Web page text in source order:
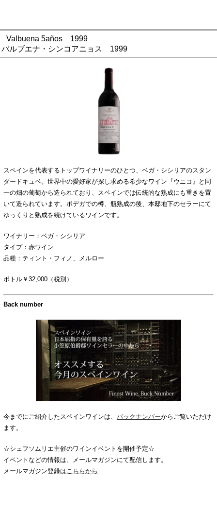
Valbuena 5años 1999
バルブエナ・シンコアニョス 1999
スペインを代表するトップワイナリーのひとつ、ベガ・シシリアのスタン
ダードキュベ。世界中の愛好家が探し求める希少なワイン『ウニコ』と同
一の畑の葡萄から造られており、スペインでは伝統的な熟成にも重きを置
いて造られています。ボデガでの樽、瓶熟成の後、本邸地下のセラーにて
ゆっくりと熟成を続けているワインです。
ワイナリー：ベガ・シシリア
タイプ：赤ワイン
品種：ティント・フィノ、メルロー
ボトル￥32,000（税別）
Back number
今までにご紹介したスペインワインは、 バックナンバーからご覧いただけ
ます。
☆シェフソムリエ主催のワインイベントを開催予定☆
イベントなどの情報は、メールマガジンにて配信します。
メールマガジン登録は こちらから